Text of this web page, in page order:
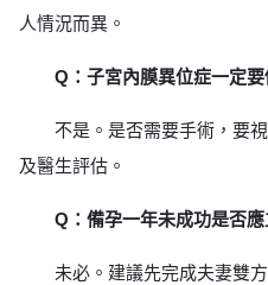
人情況而異。
Q：子宮內膜異位症一定要
不是。是否需要手術，要
及醫生評估。
Q：備孕一年未成功是否應
未必。建議先完成夫妻雙